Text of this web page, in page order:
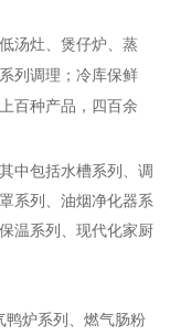
汤灶、煲仔炉、蒸
列调理；冷库保鲜
百种产品，四百余
中包括水槽系列、调
系列、油烟净化器系
温系列、现代化家厨
鸭炉系列、燃气肠粉